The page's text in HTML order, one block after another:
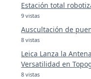
Estación total
9 vistas
Auscultación de
8 vistas
Leica Lanza la
Versatilidad en
8 vistas